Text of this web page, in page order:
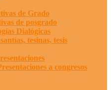
de Grado
de posgrado
Dialógicas
tesinas, tesis
a congresos